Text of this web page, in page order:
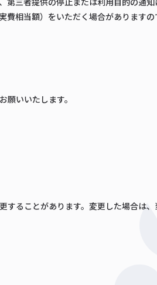
相当額）をいただく場合があります
いいたします。
することがあります。変更した場合は